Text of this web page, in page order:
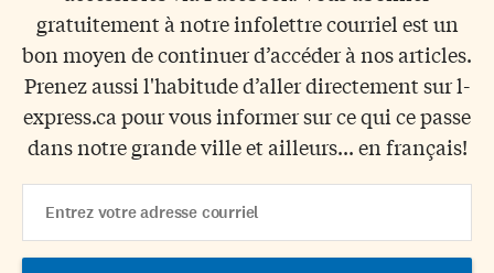
gratuitement à notre infolettre courriel est un
bon moyen de continuer d’accéder à nos articles.
Prenez aussi l'habitude d’aller directement sur l-
express.ca pour vous informer sur ce qui ce passe
dans notre grande ville et ailleurs... en français!
Address